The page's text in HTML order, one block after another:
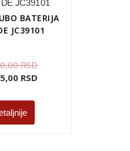
BATERIJA
JC39101
RSD
RSD